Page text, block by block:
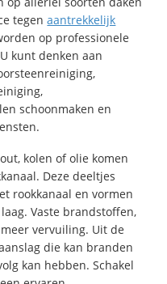
tegenaantrekkelijk
op professionele
kunt denken aan
schoonmaken en
kolen of olie komen
Deze deeltjes
rookkanaal en vormen
Vaste brandstoffen,
vervuiling. Uit de
die kan branden
kan hebben. Schakel